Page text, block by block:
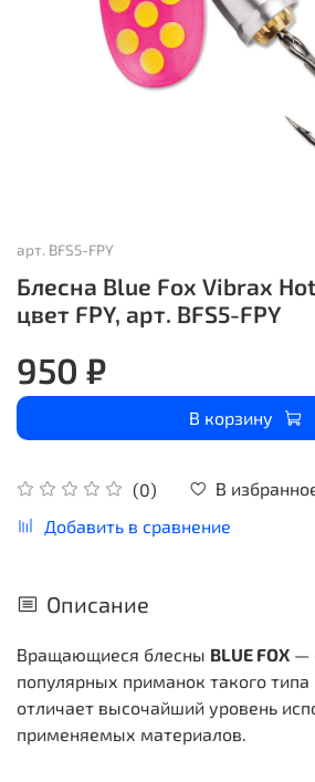
арт. BFS5-FPY
Блесна Blue Fox Vibrax
цвет FPY, арт. BFS5-FPY
(0)
В
Добавить в сравнение
950 ₽
В корзину
Описание
Вращающиеся блесны BLUE FOX —
популярных приманок такого
отличает высочайший уровень
применяемых материалов.